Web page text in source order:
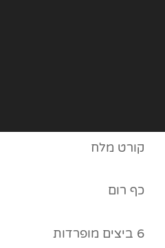
קורט מלח
כף רום
6 ביצים מופרדות